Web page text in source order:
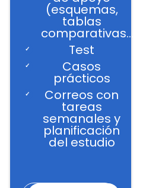
(esquemas,
tablas
comparativas…)
Test
Casos
prácticos
Correos con
tareas
semanales y
planificación
del estudio